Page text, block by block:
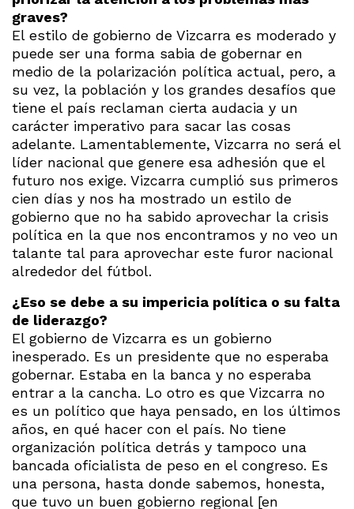
graves?
El estilo de gobierno de Vizcarra es moderado y
puede ser una forma sabia de gobernar en
medio de la polarización política actual, pero, a
su vez, la población y los grandes desafíos que
tiene el país reclaman cierta audacia y un
carácter imperativo para sacar las cosas
adelante. Lamentablemente, Vizcarra no será el
líder nacional que genere esa adhesión que el
futuro nos exige. Vizcarra cumplió sus primeros
cien días y nos ha mostrado un estilo de
gobierno que no ha sabido aprovechar la crisis
política en la que nos encontramos y no veo un
talante tal para aprovechar este furor nacional
alrededor del fútbol.
¿Eso se debe a su impericia política o su falta
de liderazgo?
El gobierno de Vizcarra es un gobierno
inesperado. Es un presidente que no esperaba
gobernar. Estaba en la banca y no esperaba
entrar a la cancha. Lo otro es que Vizcarra no
es un político que haya pensado, en los últimos
años, en qué hacer con el país. No tiene
organización política detrás y tampoco una
bancada oficialista de peso en el congreso. Es
una persona, hasta donde sabemos, honesta,
que tuvo un buen gobierno regional [en